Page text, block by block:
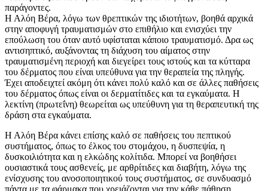
παράγοντες.
Η Αλόη Βέρα, λόγω των θρεπτικών της ιδιοτήτων, βοηθά αρχικά
στην αποφυγή τραυματισμών στο επιθήλιο και ενισχύει την
επούλωση του όταν αυτό υφίσταται κάποιο τραυματισμό. Δρα ως
αντισηπτικό, αυξάνοντας τη διάχυση του αίματος στην
τραυματισμένη περιοχή και διεγείρει τους ιστούς και τα κύτταρα
του δέρματος που είναι υπεύθυνα για την θεραπεία της πληγής.
Έχει αποδειχτεί ακόμη ότι κάνει πολύ καλό και σε άλλες παθήσεις
του δέρματος όπως είναι οι δερματίτιδες και τα εγκαύματα. Η
λεκτίνη (πρωτεΐνη) θεωρείται ως υπεύθυνη για τη θεραπευτική της
δράση στα εγκαύματα.
Η Αλόη Βέρα κάνει επίσης καλό σε παθήσεις του πεπτικού
συστήματος, όπως το έλκος του στομάχου, η δυσπεψία, η
δυσκοιλιότητα και η ελκώδης κολίτιδα. Μπορεί να βοηθήσει
ουσιαστικά τους ασθενείς, με αρθρίτιδες και διαβήτη, λόγω της
ενίσχυσης του ανοσοποιητικού τους συστήματος, σε συνδυασμό
πάντα με τα φάρμακα που χρειάζονται για την κάθε πάθηση.